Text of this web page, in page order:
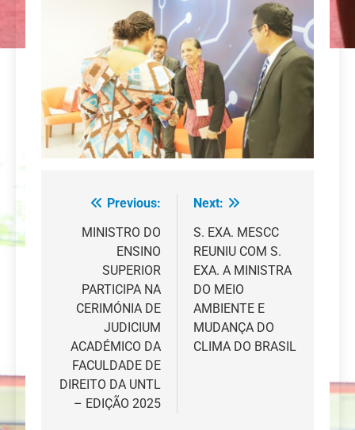
Navegação
artigos
Previous:
MINISTRO DO
ENSINO
SUPERIOR
PARTICIPA NA
CERIMÓNIA DE
JUDICIUM
ACADÉMICO DA
FACULDADE DE
DIREITO DA UNTL
– EDIÇÃO 2025
Next:
S. EXA. MESCC
REUNIU COM S.
EXA. A MINISTRA
DO MEIO
AMBIENTE E
MUDANÇA DO
CLIMA DO BRASIL